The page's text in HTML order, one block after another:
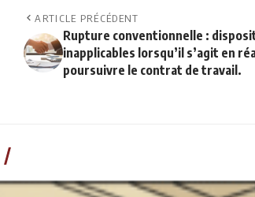
ARTICLE PRÉCÉDENT
Rupture conventionnelle :
inapplicables lorsqu’il s’agit en
poursuivre le contrat de travail.